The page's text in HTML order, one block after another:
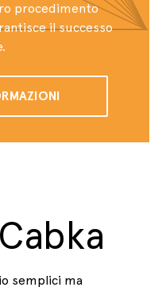
procedimento
il successo
semplici ma